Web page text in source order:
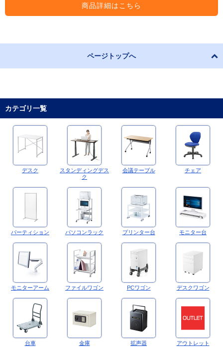
商品詳細はこちら
ページトップへ
カテゴリ一覧
デスク
スタンディングデス
ク
会議テーブル チェア
パーティション パソコンラック プリンター台 モニター台
モニターアーム ファイルワゴン PCワゴン デスクワゴン
台車 金庫 拡声器 アウトレット